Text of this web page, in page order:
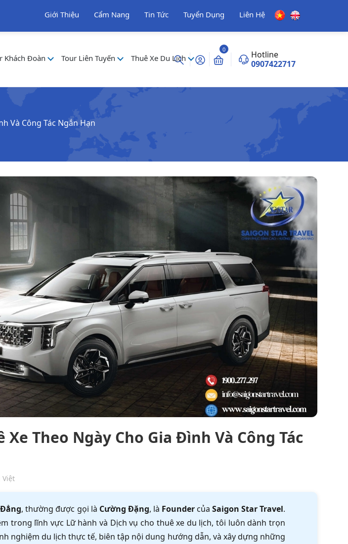
Giới Thiệu Cẩm Nang Tin Tức Tuyển Dụng Liên Hệ
Khách Đoàn Tour Liên Tuyến Thuê Xe Du Lịch
0
Hotline
0907422717
Và Công Tác Ngắn Hạn
Theo Ngày Cho Gia Đình Và Công Tác
Việt
, thường được gọi là Cường Đặng, là Foundercủa Saigon Star Travel.
trong lĩnh vực Lữ hành và Dịch vụ cho thuê xe du lịch, tôi luôn dành trọn
nghiệm du lịch thực tế, biên tập nội dung hướng dẫn, và xây dựng những